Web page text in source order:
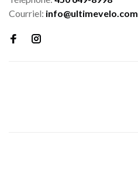
Courriel: info@ultimevelo.com